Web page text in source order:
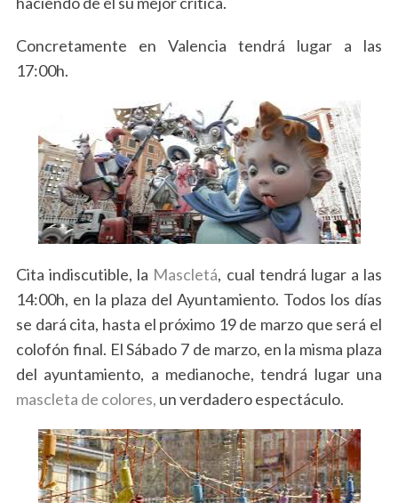
Concretamente en Valencia tendrá lugar a las
17:00h.
Cita indiscutible, la Mascletá, cual tendrá lugar a las
14:00h, en la plaza del Ayuntamiento. Todos los días
se dará cita, hasta el próximo 19 de marzo que será el
colofón final. El Sábado 7 de marzo, en la misma plaza
del ayuntamiento, a medianoche, tendrá lugar una
mascleta de colores, un verdadero espectáculo.
S
a
r
c